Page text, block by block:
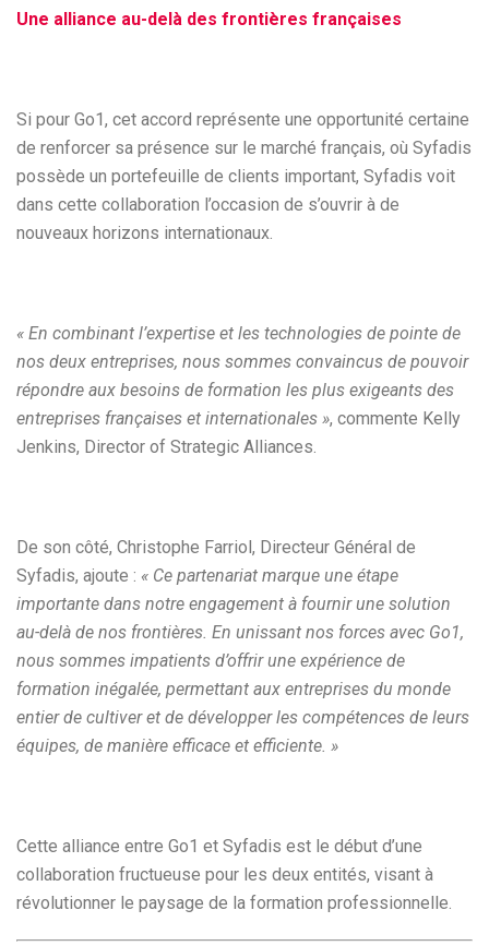
Une alliance au-delà des frontières françaises
Si pour Go1, cet accord représente une opportunité certaine
de renforcer sa présence sur le marché français, où Syfadis
possède un portefeuille de clients important, Syfadis voit
dans cette collaboration l’occasion de s’ouvrir à de
nouveaux horizons internationaux.
« En combinant l’expertise et les technologies de pointe de
nos deux entreprises, nous sommes convaincus de pouvoir
répondre aux besoins de formation les plus exigeants des
entreprises françaises et internationales », commente Kelly
Jenkins, Director of Strategic Alliances.
De son côté, Christophe Farriol, Directeur Général de
Syfadis, ajoute : « Ce partenariat marque une étape
importante dans notre engagement à fournir une solution
au-delà de nos frontières. En unissant nos forces avec Go1,
nous sommes impatients d’offrir une expérience de
formation inégalée, permettant aux entreprises du monde
entier de cultiver et de développer les compétences de leurs
équipes, de manière efficace et efficiente. »
Cette alliance entre Go1 et Syfadis est le début d’une
collaboration fructueuse pour les deux entités, visant à
révolutionner le paysage de la formation professionnelle.